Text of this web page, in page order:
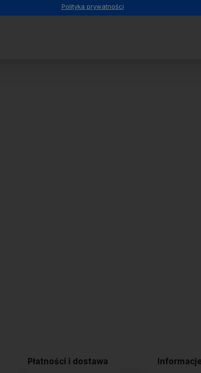
Płatności i dostawa
Polityka prywatności